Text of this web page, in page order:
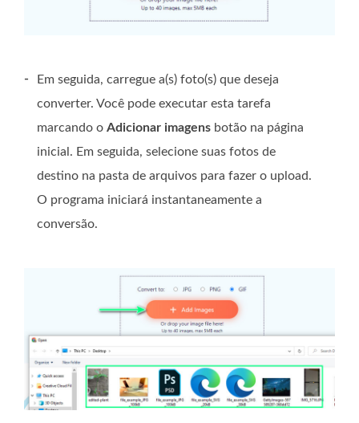
-
Em seguida, carregue a(s) foto(s) que deseja
converter. Você pode executar esta tarefa
marcando o Adicionar imagens botão na página
inicial. Em seguida, selecione suas fotos de
destino na pasta de arquivos para fazer o upload.
O programa iniciará instantaneamente a
conversão.